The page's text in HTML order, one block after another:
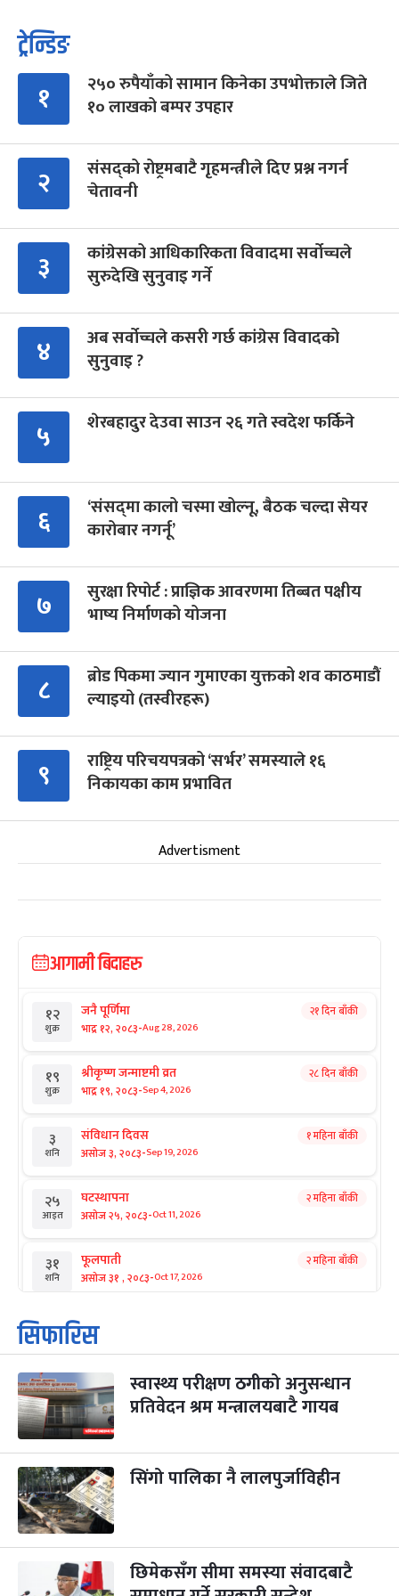
ट्रेन्डिङ
१
२५० रुपैयाँको सामान किनेका उपभोक्ताले जिते
१० लाखको बम्पर उपहार
२
संसद्को रोष्ट्रमबाटै गृहमन्त्रीले दिए प्रश्न नगर्न
चेतावनी
३
कांग्रेसको आधिकारिकता विवादमा सर्वोच्चले
सुरुदेखि सुनुवाइ गर्ने
४
अब सर्वोच्चले कसरी गर्छ कांग्रेस विवादको
सुनुवाइ ?
५ शेरबहादुर देउवा साउन २६ गते स्वदेश फर्किने
६
‘संसद्‍मा कालो चस्मा खोल्नू, बैठक चल्दा सेयर
कारोबार नगर्नू’
७
सुरक्षा रिपोर्ट : प्राज्ञिक आवरणमा तिब्बत पक्षीय
भाष्य निर्माणको योजना
८
ब्रोड पिकमा ज्यान गुमाएका युक्तको शव काठमाडौं
ल्याइयो (तस्वीरहरू)
९
राष्ट्रिय परिचयपत्रको ‘सर्भर’ समस्याले १६
निकायका काम प्रभावित
Advertisment
आगामी बिदाहरु
१२
शुक्र
जनै पूर्णिमा
भाद्र १२, २०८३-Aug 28, 2026
२१ दिन बाँकी
१९
शुक्र
श्रीकृष्ण जन्माष्टमी व्रत
भाद्र १९, २०८३-Sep 4, 2026
२८ दिन बाँकी
३
शनि
संविधान दिवस
असोज ३, २०८३-Sep 19, 2026
१ महिना बाँकी
२५
आइत
घटस्थापना
असोज २५, २०८३-Oct 11, 2026
२ महिना बाँकी
३१
शनि
फूलपाती
असोज ३१ , २०८३-Oct 17, 2026
२ महिना बाँकी
१
आइत
कार्तिक सङ्क्रान्ति
कार्तिक १, २०८३
३
मंगल
महानवमी
कार्तिक ३, २०८३-Oct 20, 2026
२ महिना बाँकी
४
बुध कार्तिक ४, २०८३- Oct 21, 2026
५
बिहि
पापा‌ङ्कुशा एकादशी व्रत
कार्तिक ५, २०८३
२२
आइत
कुकुर तिहार
कार्तिक २२, २०८३-Nov 8, 2026
३ महिना बाँकी
सिफारिस
स्वास्थ्य परीक्षण ठगीको अनुसन्धान
प्रतिवेदन श्रम मन्त्रालयबाटै गायब
सिंगो पालिका नै लालपुर्जाविहीन
छिमेकसँग सीमा समस्या संवादबाटै